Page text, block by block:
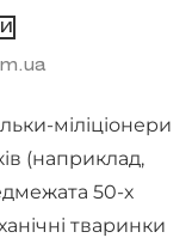
міліціонери
(наприклад,
50-х
тваринки